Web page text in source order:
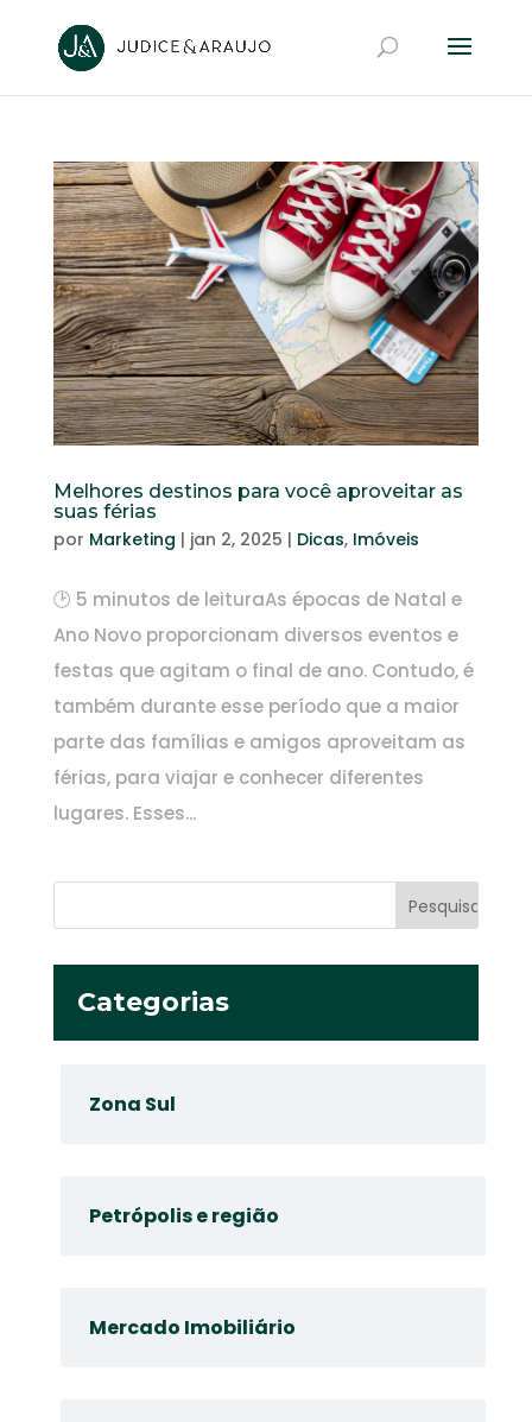
Melhores destinos para você aproveitar as
suas férias
por Marketing | jan 2, 2025 | Dicas, Imóveis
🕑 5 minutos de leituraAs épocas de Natal e
Ano Novo proporcionam diversos eventos e
festas que agitam o final de ano. Contudo, é
também durante esse período que a maior
parte das famílias e amigos aproveitam as
férias, para viajar e conhecer diferentes
lugares. Esses...
Categorias
Zona Sul
Petrópolis e região
Mercado Imobiliário